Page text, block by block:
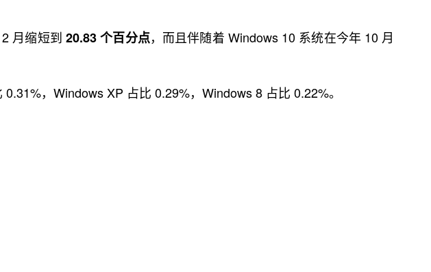
月缩短到20.83 个百分点，而且伴随着 Windows 10 系统在今年 10 月
，Windows XP 占比 0.29%，Windows 8 占比 0.22%。